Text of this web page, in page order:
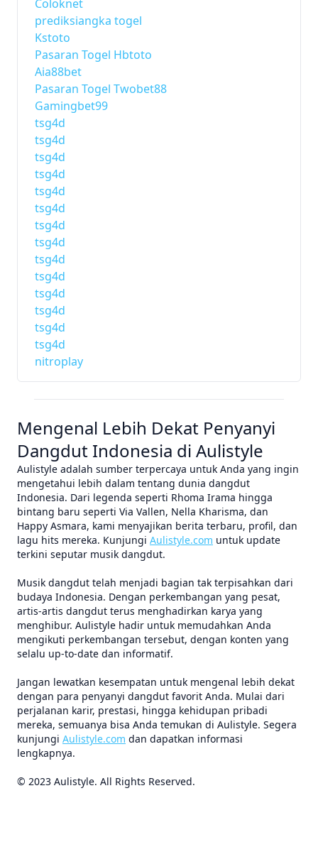
Coloknet
prediksiangka togel
Kstoto
Pasaran Togel Hbtoto
Aia88bet
Pasaran Togel Twobet88
Gamingbet99
tsg4d
tsg4d
tsg4d
tsg4d
tsg4d
tsg4d
tsg4d
tsg4d
tsg4d
tsg4d
tsg4d
tsg4d
tsg4d
tsg4d
nitroplay
Mengenal Lebih Dekat Penyanyi
Dangdut Indonesia di Aulistyle
Aulistyle adalah sumber terpercaya untuk Anda yang ingin
mengetahui lebih dalam tentang dunia dangdut
Indonesia. Dari legenda seperti Rhoma Irama hingga
bintang baru seperti Via Vallen, Nella Kharisma, dan
Happy Asmara, kami menyajikan berita terbaru, profil, dan
lagu hits mereka. Kunjungi Aulistyle.com untuk update
terkini seputar musik dangdut.
Musik dangdut telah menjadi bagian tak terpisahkan dari
budaya Indonesia. Dengan perkembangan yang pesat,
artis-artis dangdut terus menghadirkan karya yang
menghibur. Aulistyle hadir untuk memudahkan Anda
mengikuti perkembangan tersebut, dengan konten yang
selalu up-to-date dan informatif.
Jangan lewatkan kesempatan untuk mengenal lebih dekat
dengan para penyanyi dangdut favorit Anda. Mulai dari
perjalanan karir, prestasi, hingga kehidupan pribadi
mereka, semuanya bisa Anda temukan di Aulistyle. Segera
kunjungi Aulistyle.com dan dapatkan informasi
lengkapnya.
© 2023 Aulistyle. All Rights Reserved.